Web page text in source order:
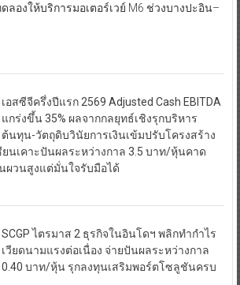
ลองให้บริการมอเตอร์เวย์ M6 ช่วงบางปะอิน–
เอสซีจีครึ่งปีแรก 2569 Adjusted Cash EBITDA
แกร่งขึ้น 35% ผลจากกลยุทธ์เชิงรุกบริหาร
ต้นทุน-วัตถุดิบวินัยการเงินเข้มปรับโครงสร้าง
นเคาะปันผลระหว่างกาล 3.5 บาท/หุ้นคาด
ผวนสูงแต่มั่นใจรับมือได้
SCGP ไตรมาส 2 ธุรกิจในอินโดฯ พลิกทำกำไร
เวียดนามแรงต่อเนื่อง จ่ายปันผลระหว่างกาล
0.40 บาท/หุ้น รุกลงทุนเสริมพอร์ตโซลูชันครบ